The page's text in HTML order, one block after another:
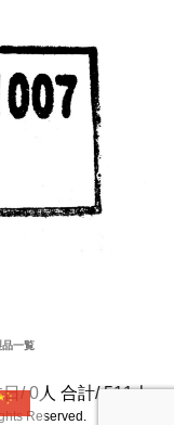
品一覧
/ 0人 合計/ 511人
Reserved.